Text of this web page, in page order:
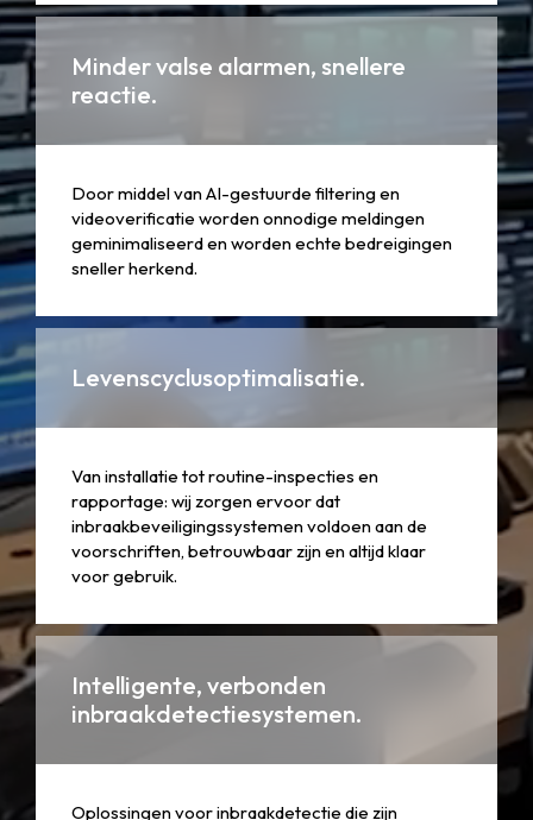
Minder valse alarmen, snellere
reactie.
Door middel van AI-gestuurde filtering en
videoverificatie worden onnodige meldingen
geminimaliseerd en worden echte bedreigingen
sneller herkend.
Levenscyclusoptimalisatie.
Van installatie tot routine-inspecties en
rapportage: wij zorgen ervoor dat
inbraakbeveiligingssystemen voldoen aan de
voorschriften, betrouwbaar zijn en altijd klaar
voor gebruik.
Intelligente, verbonden
inbraakdetectiesystemen.
Oplossingen voor inbraakdetectie die zijn